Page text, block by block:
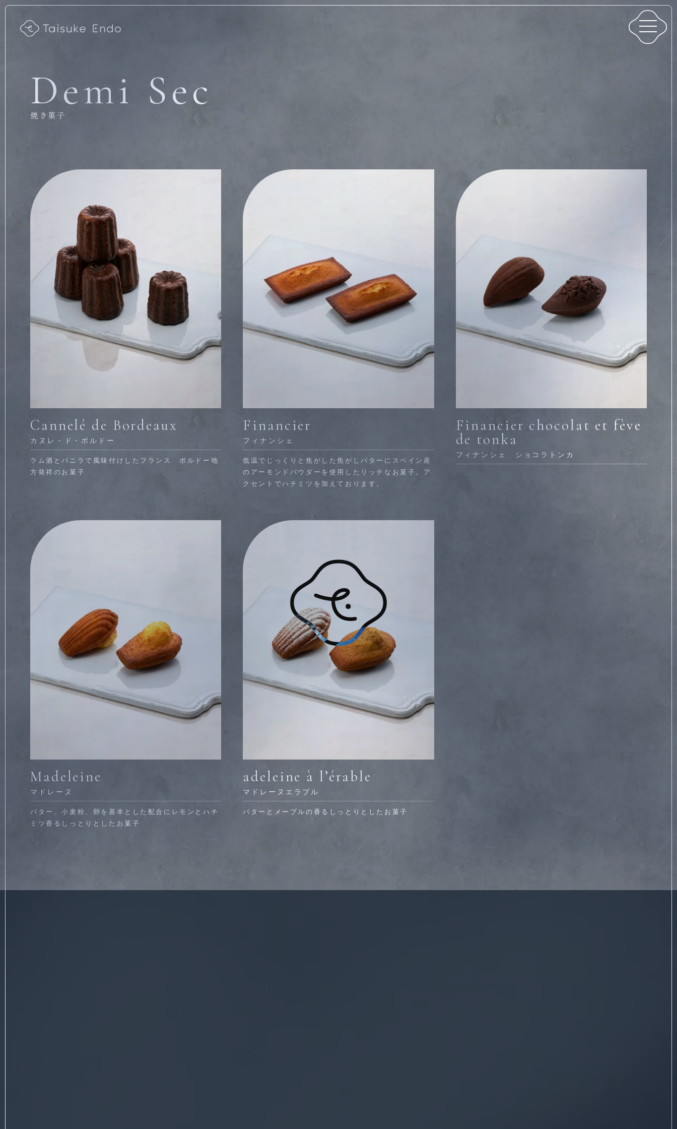
Demi Sec
焼き菓子
Cannelé de Bordeaux
カヌレ・ド・ボルドー
ラム酒とバニラで風味付けしたフランス ボルドー地
方発祥のお菓子
Financier
フィナンシェ
低温でじっくりと焦がした焦がしバターにスペイン産
のアーモンドパウダーを使用したリッチなお菓子。ア
クセントでハチミツを加えております。
Financier chocolat et fève
de tonka
フィナンシェ ショコラトンカ
Madeleine
マドレーヌ
バター、小麦粉、卵を基本とした配合にレモンとハチ
ミツ香るしっとりとしたお菓子
adeleine à l’érable
マドレーヌエラブル
バターとメープルの香るしっとりとしたお菓子